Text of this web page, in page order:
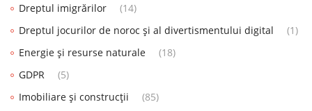
Dreptul imigrărilor
(14)
Dreptul jocurilor de noroc și al divertismentului digital
(1)
Energie și resurse naturale
(18)
GDPR
(5)
Imobiliare și construcții
(85)